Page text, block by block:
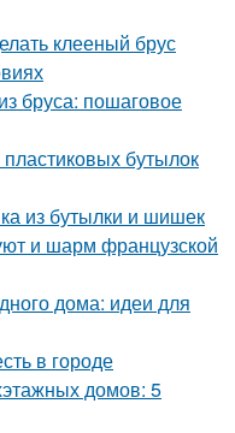
клееный брус
бруса: пошаговое
бутылок
из бутылки и шишек
и шарм французской
дома: идеи для
в городе
домов: 5